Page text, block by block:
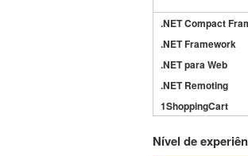
.NET Compact
.NET Framework
.NET para Web
.NET Remoting
1ShoppingCart
3GSM
Nível de